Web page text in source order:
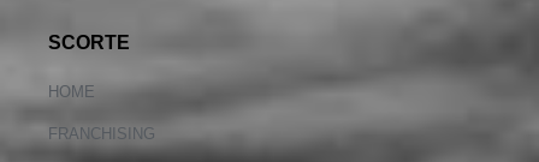
SCORTE
HOME
FRANCHISING